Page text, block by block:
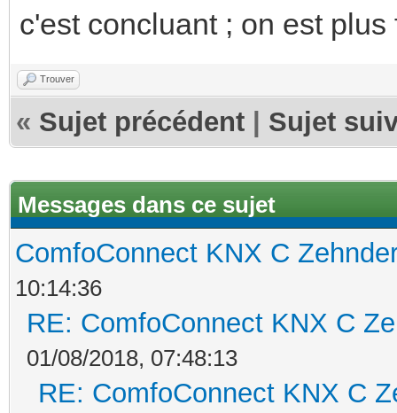
c'est concluant ; on est plus
Trouver
« Sujet précédent Sujet
Messages dans ce sujet
ComfoConnect KNX C
10:14:36
RE: ComfoConnect KNX C
01/08/2018, 07:48:13
RE: ComfoConnect KNX C